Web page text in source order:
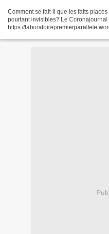
Comment se fait-il que les faits
pourtant invisibles? Le Coronajournal
https://